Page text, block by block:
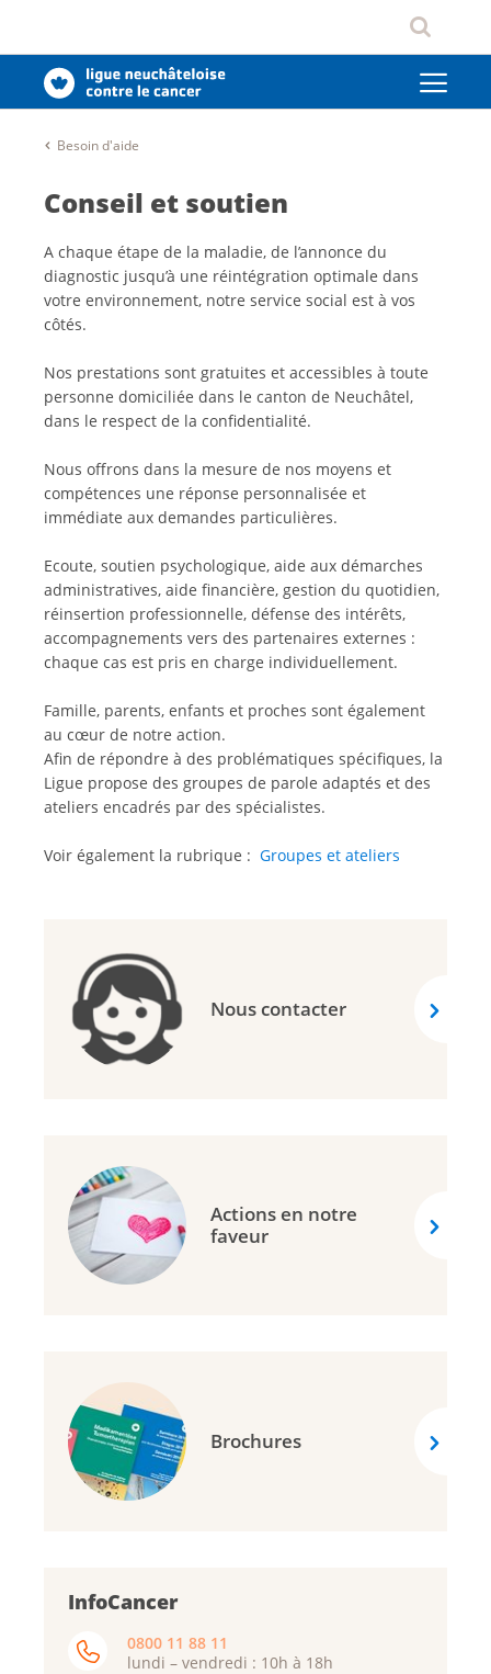
Besoin d'aide
Conseil et soutien
A chaque étape de la maladie, de l’annonce du
diagnostic jusqu’à une réintégration optimale dans
votre environnement, notre service social est à vos
côtés.
Nos prestations sont gratuites et accessibles à toute
personne domiciliée dans le canton de Neuchâtel,
dans le respect de la confidentialité.
Nous offrons dans la mesure de nos moyens et
compétences une réponse personnalisée et
immédiate aux demandes particulières.
Ecoute, soutien psychologique, aide aux démarches
administratives, aide financière, gestion du quotidien,
réinsertion professionnelle, défense des intérêts,
accompagnements vers des partenaires externes :
chaque cas est pris en charge individuellement.
Famille, parents, enfants et proches sont également
au cœur de notre action.
Afin de répondre à des problématiques spécifiques, la
Ligue propose des groupes de parole adaptés et des
ateliers encadrés par des spécialistes.
Voir également la rubrique : Groupes et ateliers
Nous contacter
Actions en notre
faveur
Brochures
InfoCancer
0800 11 88 11
lundi – vendredi : 10h à 18h